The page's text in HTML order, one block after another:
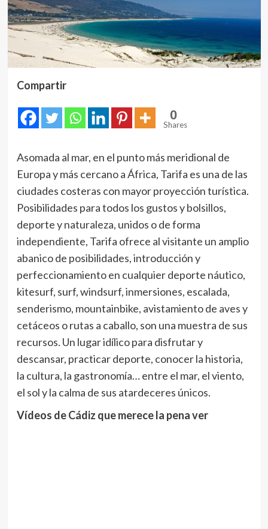
Compartir
0
Shares
Asomada al mar, en el punto más meridional de
Europa y más cercano a África, Tarifa es una de las
ciudades costeras con mayor proyección turística.
Posibilidades para todos los gustos y bolsillos,
deporte y naturaleza, unidos o de forma
independiente, Tarifa ofrece al visitante un amplio
abanico de posibilidades, introducción y
perfeccionamiento en cualquier deporte náutico,
kitesurf, surf, windsurf, inmersiones, escalada,
senderismo, mountainbike, avistamiento de aves y
cetáceos o rutas a caballo, son una muestra de sus
recursos. Un lugar idílico para disfrutar y
descansar, practicar deporte, conocer la historia,
la cultura, la gastronomía… entre el mar, el viento,
el sol y la calma de sus atardeceres únicos.
Vídeos de Cádiz que merece la pena ver